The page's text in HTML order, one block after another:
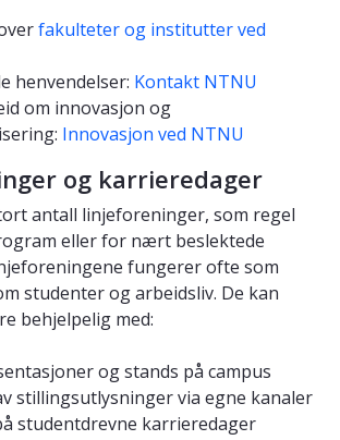
fakulteter og institutter ved
henvendelser: Kontakt NTNU
om innovasjon og
Innovasjon ved NTNU
og karrieredager
antall linjeforeninger, som regel
eller for nært beslektede
fungerer ofte som
studenter og arbeidsliv. De kan
behjelpelig med:
og stands på campus
stillingsutlysninger via egne kanaler
studentdrevne karrieredager